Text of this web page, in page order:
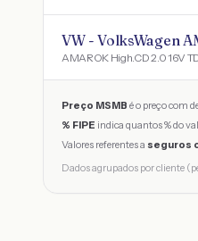
VW - VolksWagen
Preço MSMB é o preço com
% FIPE indica quantos % do
Valores referentes a seguros
Dados agrupados por cliente